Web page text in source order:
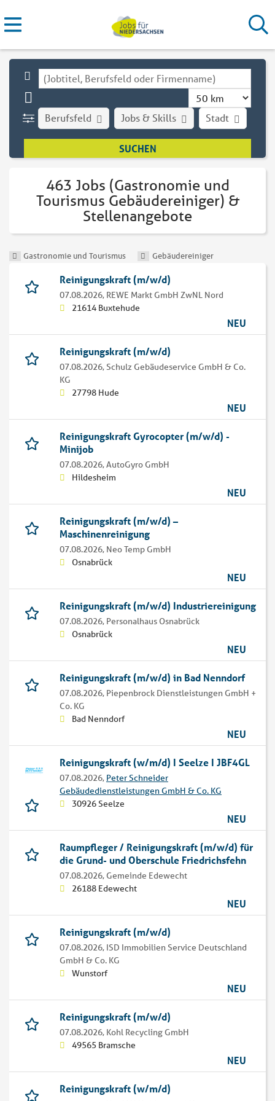
Stadt
Berufsfeld Jobs & Skills
463 Jobs (Gastronomie und
Tourismus Gebäudereiniger) &
Stellenangebote
Gastronomie und Tourismus Gebäudereiniger
Reinigungskraft (m/w/d)
07.08.2026, REWE Markt GmbH ZwNL Nord
21614 Buxtehude
NEU
Reinigungskraft (m/w/d)
07.08.2026,Schulz Gebäudeservice GmbH & Co.
KG
27798 Hude
NEU
Reinigungskraft Gyrocopter (m/w/d) -
Minijob
07.08.2026,AutoGyro GmbH
Hildesheim
NEU
Reinigungskraft (m/w/d) –
Maschinenreinigung
07.08.2026, Neo Temp GmbH
Osnabrück
NEU
Reinigungskraft (m/w/d) Industriereinigung
07.08.2026, Personalhaus Osnabrück
Osnabrück
NEU
Reinigungskraft (m/w/d) in Bad Nenndorf
07.08.2026, Piepenbrock Dienstleistungen GmbH +
Co. KG
Bad Nenndorf
NEU
Reinigungskraft (w/m/d) I Seelze I JBF4GL
07.08.2026, Peter Schneider
Gebäudedienstleistungen GmbH & Co. KG
30926 Seelze
NEU
Raumpfleger / Reinigungskraft (m/w/d) für
die Grund- und Oberschule Friedrichsfehn
07.08.2026, Gemeinde Edewecht
26188 Edewecht
NEU
Reinigungskraft (m/w/d)
07.08.2026, ISD Immobilien Service Deutschland
GmbH & Co. KG
Wunstorf
NEU
Reinigungskraft (m/w/d)
07.08.2026, Kohl Recycling GmbH
49565 Bramsche
NEU
Reinigungskraft (w/m/d)